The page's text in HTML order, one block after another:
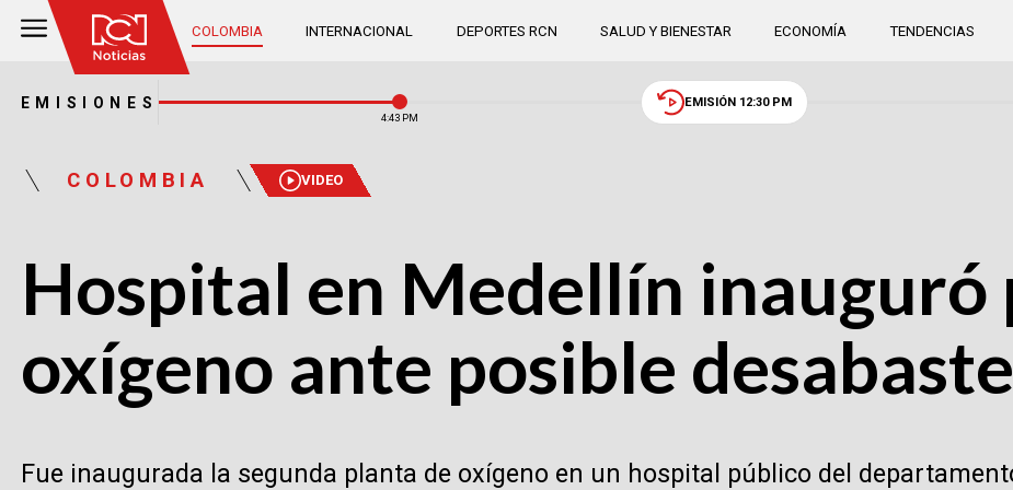
COLOMBIA INTERNACIONAL DEPORTES RCN SALUD Y BIENESTAR ECONOMÍA TENDENCIAS
EMISIONES
4:43 PM
EMISIÓN 12:30 PM
COLOMBIA VIDEO
Hospital en Medellín inauguró
oxígeno ante posible
Fue inaugurada la segunda planta de oxígeno en un hospital público del